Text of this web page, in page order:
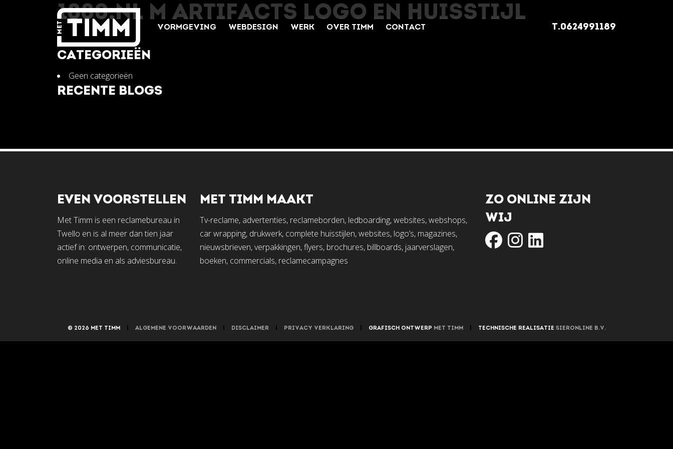
VORMGEVING WEBDESIGN WERK OVER TIMM CONTACT T.0624991189
1880.NL M ARTIFACTS LOGO EN HUISSTIJL
CATEGORIEËN
Geen categorieën
RECENTE BLOGS
EVEN VOORSTELLEN
Met Timm is een reclamebureau in
Twello en is al meer dan tien jaar
actief in: ontwerpen, communicatie,
online media en als adviesbureau.
MET TIMM MAAKT
Tv-reclame, advertenties, reclameborden, ledboarding, websites, webshops,
car wrapping, drukwerk, complete huisstijlen, websites, logo’s, magazines,
nieuwsbrieven, verpakkingen, flyers, brochures, billboards, jaarverslagen,
boeken, commercials, reclamecampagnes
ZO ONLINE ZIJN
WIJ
© 2026 MET TIMM ALGEMENE VOORWAARDEN DISCLAIMER PRIVACY VERKLARING GRAFISCH ONTWERP MET TIMM TECHNISCHE REALISATIE SIERONLINE B.V.